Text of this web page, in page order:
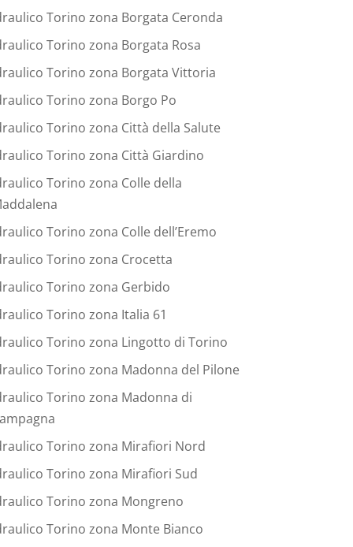
Torino zona Borgata Ceronda
Torino zona Borgata Rosa
Torino zona Borgata Vittoria
Torino zona Borgo Po
Torino zona Città della Salute
Torino zona Città Giardino
Torino zona Colle della
Torino zona Colle dell’Eremo
Torino zona Crocetta
Torino zona Gerbido
Torino zona Italia 61
Torino zona Lingotto di Torino
Torino zona Madonna del Pilone
Torino zona Madonna di
Torino zona Mirafiori Nord
Torino zona Mirafiori Sud
Torino zona Mongreno
Torino zona Monte Bianco